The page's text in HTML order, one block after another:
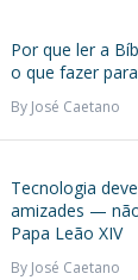
Por que ler a
o que fazer
By José Caetano
Tecnologia
amizades —
Papa Leão XIV
By José Caetano